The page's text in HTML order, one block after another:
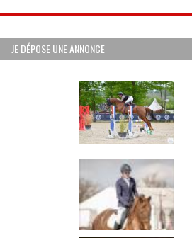
JE DÉPOSE UNE ANNONCE